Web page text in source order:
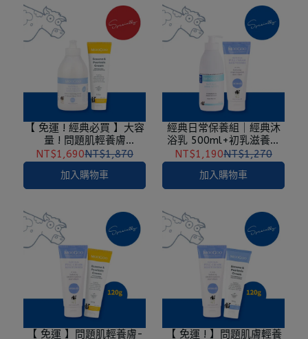
【 免運 ! 經典必買 】大容
量 ! 問題肌輕養膚
組-120g柔舒組(黃色)
NT$1,690NT$1,870
加入購物車
經典日常保養組｜經典沐
浴乳 500ml+初乳滋養霜
200g
NT$1,190NT$1,270
加入購物車
【 免運 】問題肌輕養膚- 【 免運 ! 】問題肌膚輕養